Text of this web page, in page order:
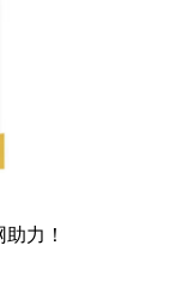
力！